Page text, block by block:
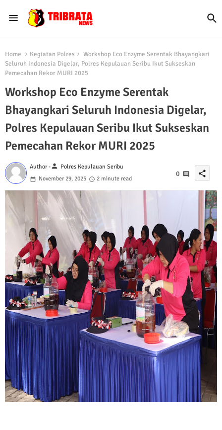
Home Kegiatan Polres
Workshop Eco Enzyme Serentak Bhayangkari
Seluruh Indonesia Digelar, Polres Kepulauan Seribu Ikut Sukseskan
Pemecahan Rekor MURI 2025
Workshop Eco Enzyme Serentak
Bhayangkari Seluruh Indonesia Digelar,
Polres Kepulauan Seribu Ikut Sukseskan
Pemecahan Rekor MURI 2025
Author -person Polres Kepulauan Seribu
November 29, 2025
2 minute read
0 share